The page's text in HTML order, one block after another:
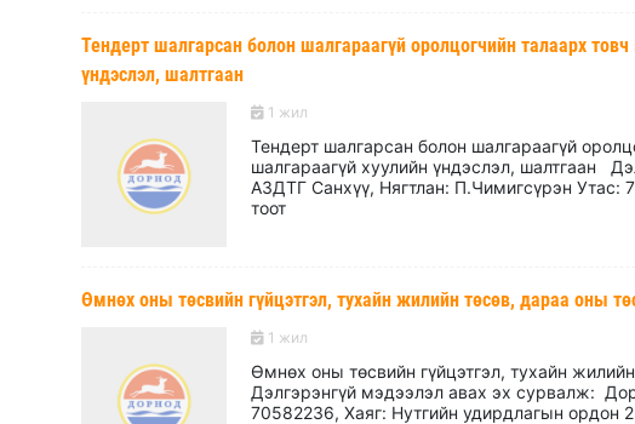
Тендерт шалгарсан болон шалгараагүй оролцогчийн талаарх
үндэслэл, шалтгаан
1 жил
Тендерт шалгарсан болон шалгараагүй
шалгараагүй хуулийн үндэслэл, шалтгаан
АЗДТГ Санхүү, Нягтлан: П.Чимигсүрэн Утас:
тоот
Өмнөх оны төсвийн гүйцэтгэл, тухайн жилийн төсөв, дараа оны
1 жил
Өмнөх оны төсвийн гүйцэтгэл, тухайн
Дэлгэрэнгүй мэдээлэл авах эх сурвалж:
70582236, Хаяг: Нутгийн удирдлагын ордон